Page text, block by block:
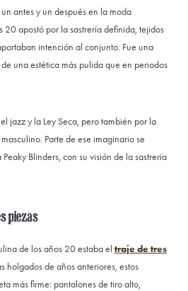
antes y un después en la moda
20 apostó por la sastrería definida, tejidos
intención al conjunto. Fue una
una estética más pulida que en periodos
jazz y la Ley Seca, pero también por la
Parte de ese imaginario se
Peaky Blinders, con su visión de la sastrería
piezas
de los años 20 estaba el traje de tres
holgados de años anteriores, estos
más firme: pantalones de tiro alto,